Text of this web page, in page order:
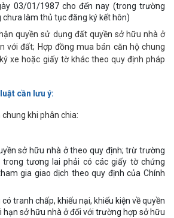
03/01/1987 cho đến nay (trong trường
chưa làm thủ tục đăng ký kết hôn)
quyền sử dụng đất quyền sở hữu nhà ở
với đất; Hợp đồng mua bán căn hộ chung
xe hoặc giấy tờ khác theo quy định pháp
cần lưu ý:
khi phân chia:
sở hữu nhà ở theo quy định; trừ trường
tương lai phải có các giấy tờ chứng
gia giao dịch theo quy định của Chính
tranh chấp, khiếu nại, khiếu kiện về quyền
sở hữu nhà ở đối với trường hợp sở hữu